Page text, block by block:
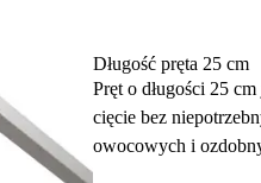
Długość pręta 25 cm
Pręt o długości 25
cięcie bez
owocowych i